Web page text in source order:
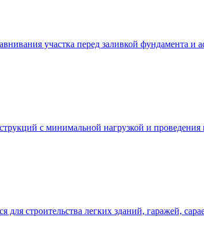
участка перед заливкой фундамента
с минимальной нагрузкой и проведения
для строительства легких зданий, гаражей,